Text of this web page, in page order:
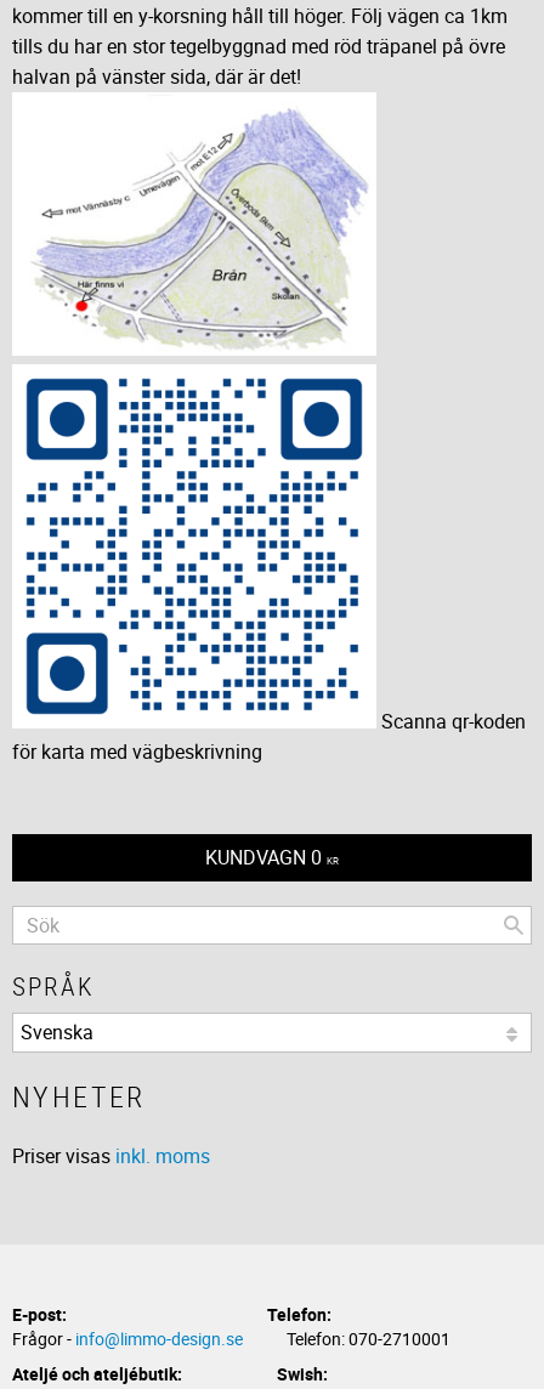
kommer till en y-korsning håll till höger. Följ vägen ca 1km
tills du har en stor tegelbyggnad med röd träpanel på övre
halvan på vänster sida, där är det!
Scanna qr-koden
för karta med vägbeskrivning
KUNDVAGN 0 KR
SPRÅK
NYHETER
Priser visas inkl. moms
E-post:
Telefon:
Frågor - info@limmo-design.se Telefon: 070-2710001
Ateljé och ateljébutik: Swish: